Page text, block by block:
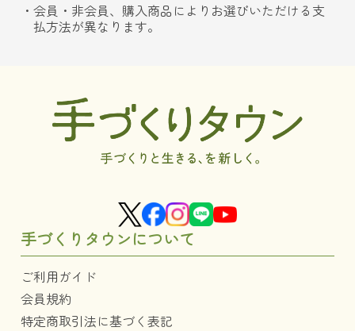
会員・非会員、購入商品によりお選びいただける支
払方法が異なります。
手づくりタウンについて
ご利用ガイド
会員規約
特定商取引法に基づく表記